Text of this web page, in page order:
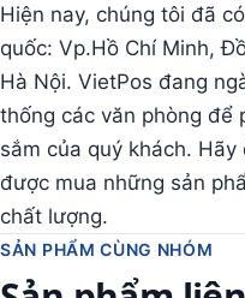
Hiện nay, chúng tôi đã
quốc: Vp.Hồ Chí Minh,
Hà Nội. VietPos đang
thống các văn phòng để
sắm của quý khách.
được mua những sản
chất lượng.
SẢN PHẨM CÙNG NHÓM